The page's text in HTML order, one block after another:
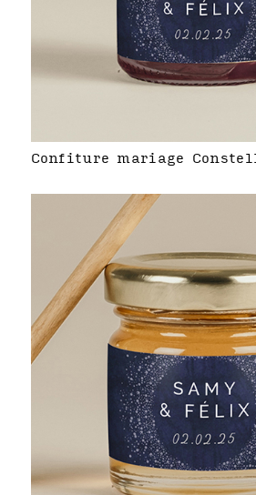
Confiture mariage